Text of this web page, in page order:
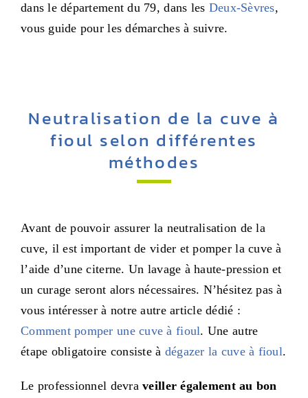
dans le département du 79, dans les Deux-Sèvres,
vous guide pour les démarches à suivre.
Neutralisation de la cuve à
fioul selon différentes
méthodes
Avant de pouvoir assurer la neutralisation de la
cuve, il est important de vider et pomper la cuve à
l’aide d’une citerne. Un lavage à haute-pression et
un curage seront alors nécessaires. N’hésitez pas à
vous intéresser à notre autre article dédié :
Comment pomper une cuve à fioul. Une autre
étape obligatoire consiste à dégazer la cuve à fioul.
Le professionnel devraveiller également au bon